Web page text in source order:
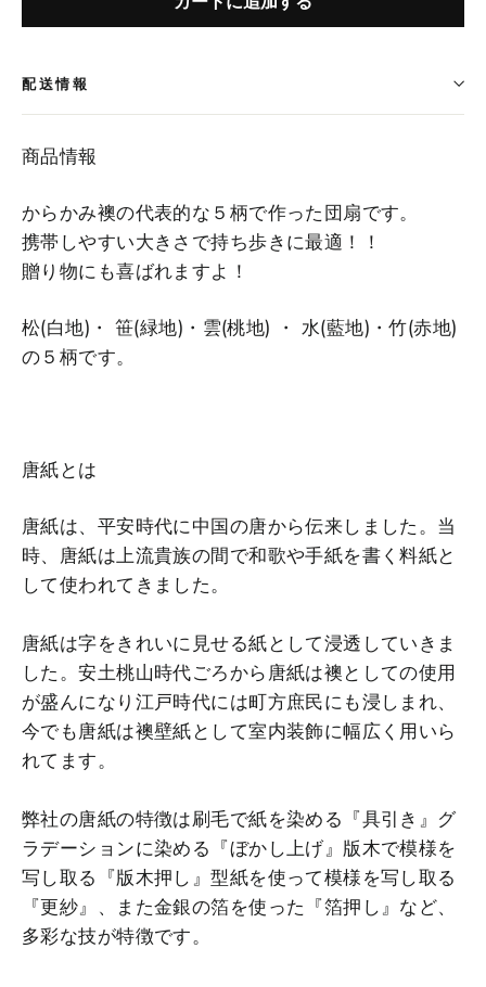
配送情報
商品情報
からかみ襖の代表的な５柄で作った団扇です。
携帯しやすい大きさで持ち歩きに最適！！
贈り物にも喜ばれますよ！
松(白地)・ 笹(緑地)・雲(桃地) ・ 水(藍地)・竹(赤地)
の５柄です。
唐紙とは
唐紙は、平安時代に中国の唐から伝来しました。当
時、唐紙は上流貴族の間で和歌や手紙を書く料紙と
して使われてきました。
唐紙は字をきれいに見せる紙として浸透していきま
した。安土桃山時代ごろから唐紙は襖としての使用
が盛んになり江戸時代には町方庶民にも浸しまれ、
今でも唐紙は襖壁紙として室内装飾に幅広く用いら
れてます。
弊社の唐紙の特徴は刷毛で紙を染める『具引き』グ
ラデーションに染める『ぼかし上げ』版木で模様を
写し取る『版木押し』型紙を使って模様を写し取る
『更紗』、また金銀の箔を使った『箔押し』など、
多彩な技が特徴です。